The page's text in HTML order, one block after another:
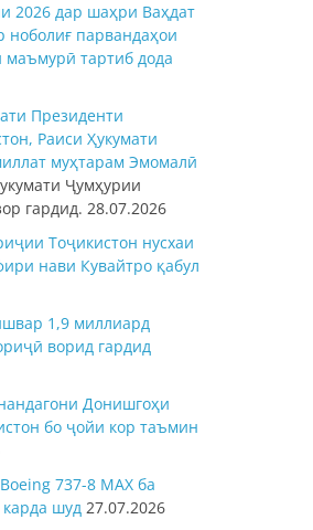
2026 дар шаҳри Ваҳдат
ноболиғ парвандаҳои
маъмурӣ тартиб дода
Президенти
Раиси Ҳукумати
муҳтарам Эмомалӣ
Ҷумҳурии
гардид. 28.07.2026
Тоҷикистон нусхаи
нави Кувайтро қабул
1,9 миллиард
ворид гардид
Донишгоҳи
бо ҷойи кор таъмин
737-8 MAX ба
шуд 27.07.2026